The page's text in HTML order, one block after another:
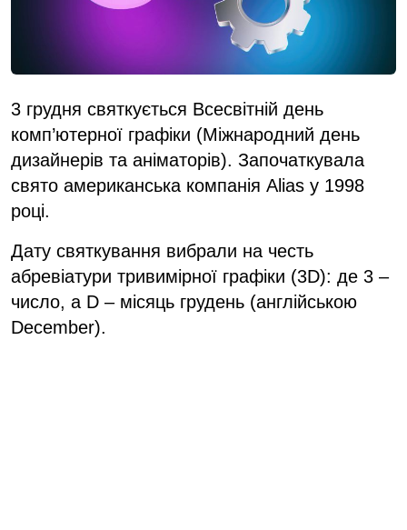
3 грудня святкується Всесвітній день
комп’ютерної графіки (Міжнародний день
дизайнерів та аніматорів). Започаткувала
свято американська компанія Alias у 1998
році.
Дату святкування вибрали на честь
абревіатури тривимірної графіки (3D): де 3 –
число, а D – місяць грудень (англійською
December).